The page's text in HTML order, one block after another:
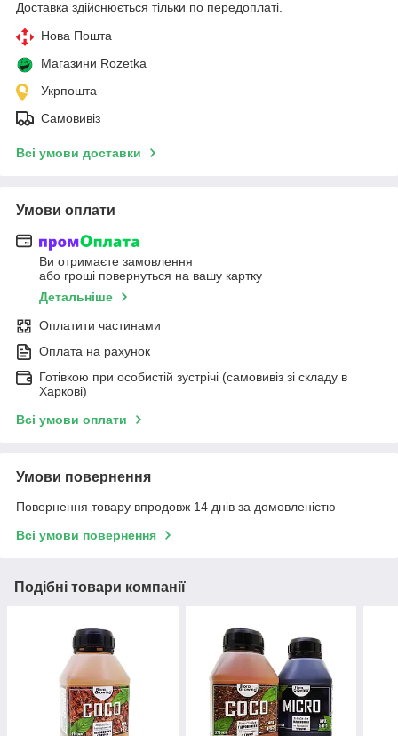
Доставка здійснюється тільки по передоплаті.
Нова Пошта
Магазини Rozetka
Укрпошта
Самовивіз
Всі умови доставки
Умови оплати
Ви отримаєте замовлення
або гроші повернуться на вашу картку
Детальніше
Оплатити частинами
Оплата на рахунок
Готівкою при особистій зустрічі (самовивіз зі складу в
Харкові)
Всі умови оплати
Умови повернення
Повернення товару впродовж 14 днів за домовленістю
Всі умови повернення
Подібні товари компанії